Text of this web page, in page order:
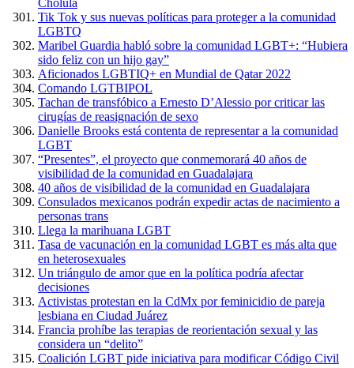
Cholula
Tik Tok y sus nuevas políticas para proteger a la comunidad
LGBTQ
Maribel Guardia habló sobre la comunidad LGBT+: “Hubiera
sido feliz con un hijo gay”
Aficionados LGBTIQ+ en Mundial de Qatar 2022
Comando LGTBIPOL
Tachan de transfóbico a Ernesto D’Alessio por criticar las
cirugías de reasignación de sexo
Danielle Brooks está contenta de representar a la comunidad
LGBT
“Presentes”, el proyecto que conmemorará 40 años de
visibilidad de la comunidad en Guadalajara
40 años de visibilidad de la comunidad en Guadalajara
Consulados mexicanos podrán expedir actas de nacimiento a
personas trans
Llega la marihuana LGBT
Tasa de vacunación en la comunidad LGBT es más alta que
en heterosexuales
Un triángulo de amor que en la política podría afectar
decisiones
Activistas protestan en la CdMx por feminicidio de pareja
lesbiana en Ciudad Juárez
Francia prohíbe las terapias de reorientación sexual y las
considera un “delito”
Coalición LGBT pide iniciativa para modificar Código Civil